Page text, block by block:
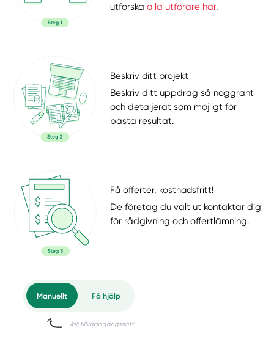
utforskaalla utförare här.
Beskriv ditt projekt
Beskriv ditt uppdrag så noggrant
och detaljerat som möjligt för
bästa resultat.
Få offerter, kostnadsfritt!
De företag du valt ut kontaktar dig
för rådgivning och offertlämning.